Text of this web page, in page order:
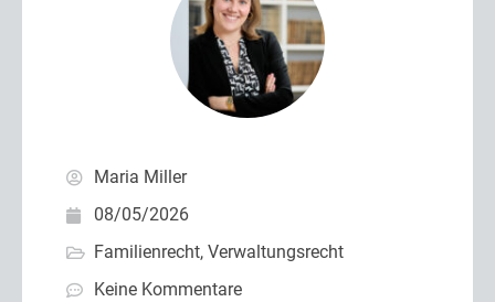
Maria Miller
08/05/2026
Familienrecht, Verwaltungsrecht
Keine Kommentare